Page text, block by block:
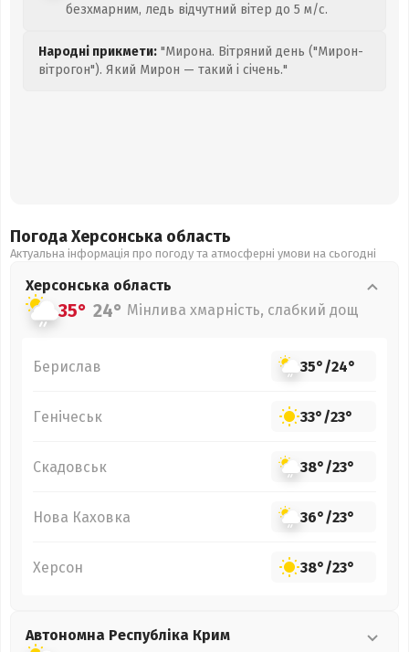
безхмарним, ледь відчутний вітер до 5 м/с.
Народні прикмети: "Мирона. Вітряний день ("Мирон-
вітрогон"). Який Мирон — такий і січень."
Погода Херсонська область
Актуальна інформація про погоду та атмосферні умови на сьогодні
Херсонська область
35° 24° Мінлива хмарність, слабкий дощ
Берислав 35°/24°
Генічеськ 33°/23°
Скадовськ 38°/23°
Нова Каховка 36°/23°
Херсон 38°/23°
Автономна Республіка Крим